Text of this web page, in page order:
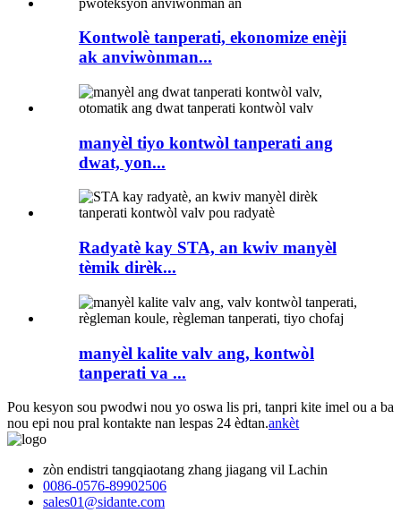
Kontwolè tanperati, ekonomize enèji
ak anviwònman...
manyèl tiyo kontwòl tanperati ang
dwat, yon...
Radyatè kay STA, an kwiv manyèl
tèmik dirèk...
manyèl kalite valv ang, kontwòl
tanperati va ...
Pou kesyon sou pwodwi nou yo oswa lis pri, tanpri kite imel ou a ba
nou epi nou pral kontakte nan lespas 24 èdtan.ankèt
zòn endistri tangqiaotang zhang jiagang vil Lachin
0086-0576-89902506
sales01@sidante.com